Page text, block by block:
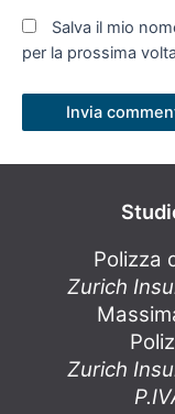
Salva il mio
per la prossima
Polizza
Zurich
Zurich